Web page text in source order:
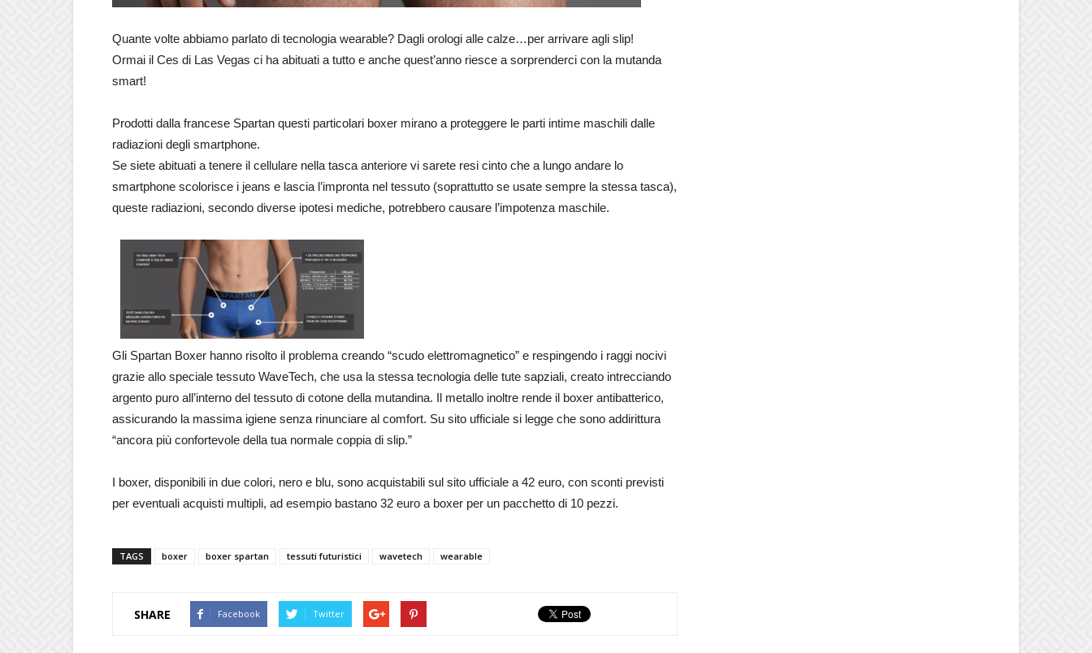
Quante volte abbiamo parlato di tecnologia wearable? Dagli orologi alle calze…per arrivare agli slip!
Ormai il Ces di Las Vegas ci ha abituati a tutto e anche quest’anno riesce a sorprenderci con la mutanda
smart!
Prodotti dalla francese Spartan questi particolari boxer mirano a proteggere le parti intime maschili dalle
radiazioni degli smartphone.
Se siete abituati a tenere il cellulare nella tasca anteriore vi sarete resi cinto che a lungo andare lo
smartphone scolorisce i jeans e lascia l’impronta nel tessuto (soprattutto se usate sempre la stessa tasca),
queste radiazioni, secondo diverse ipotesi mediche, potrebbero causare l’impotenza maschile.
Gli Spartan Boxer hanno risolto il problema creando “scudo elettromagnetico” e respingendo i raggi nocivi
grazie allo speciale tessuto WaveTech, che usa la stessa tecnologia delle tute sapziali, creato intrecciando
argento puro all’interno del tessuto di cotone della mutandina. Il metallo inoltre rende il boxer antibatterico,
assicurando la massima igiene senza rinunciare al comfort. Su sito ufficiale si legge che sono addirittura
“ancora più confortevole della tua normale coppia di slip.”
I boxer, disponibili in due colori, nero e blu, sono acquistabili sul sito ufficiale a 42 euro, con sconti previsti
per eventuali acquisti multipli, ad esempio bastano 32 euro a boxer per un pacchetto di 10 pezzi.
TAGS boxer boxer spartan tessuti futuristici wavetech wearable
SHARE Facebook Twitter